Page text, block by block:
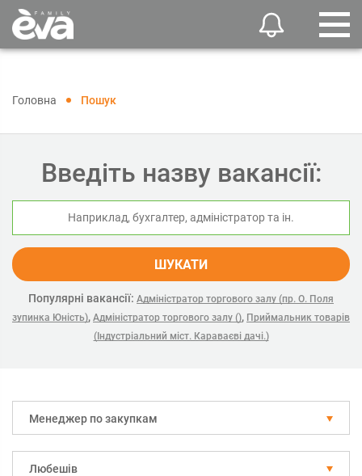
Головна Пошук
Введіть назву вакансії:
ШУКАТИ
Популярні вакансії: Адміністратор торгового залу (пр. О. Поля
зупинка Юність), Адміністратор торгового залу (), Приймальник товарів
(Індустріальний міст. Караваєві дачі.)
Менеджер по закупкам
Любешів